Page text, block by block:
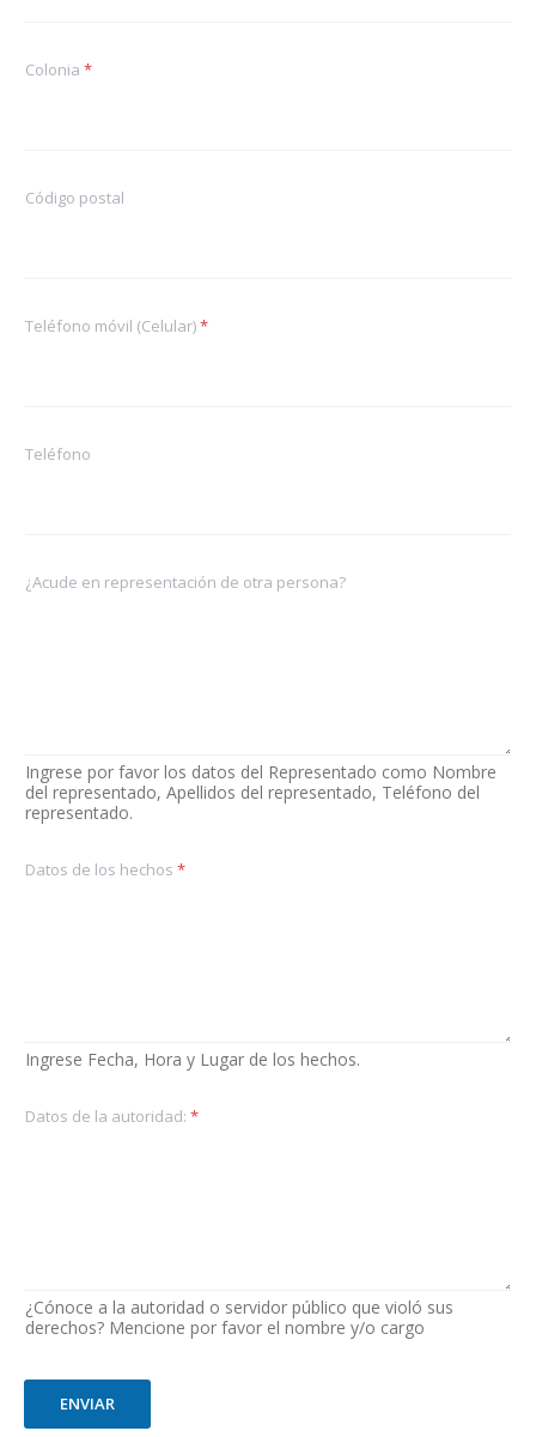
o
*
Colonia *
Código postal
Teléfono móvil (Celular)*
Teléfono
¿Acude en representación de otra persona?
Ingrese por favor los datos del Representado como Nombre
del representado, Apellidos del representado, Teléfono del
representado.
Datos de los hechos *
Ingrese Fecha, Hora y Lugar de los hechos.
Datos de la autoridad: *
¿Cónoce a la autoridad o servidor público que violó sus
derechos? Mencione por favor el nombre y/o cargo
ENVIAR